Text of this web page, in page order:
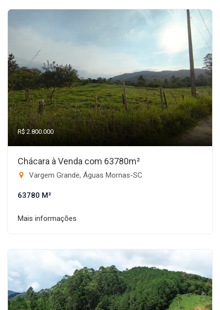
R$ 2.800.000
Chácara à Venda com 63780m²
Vargem Grande, Águas Mornas-SC
63780 M²
Mais informações